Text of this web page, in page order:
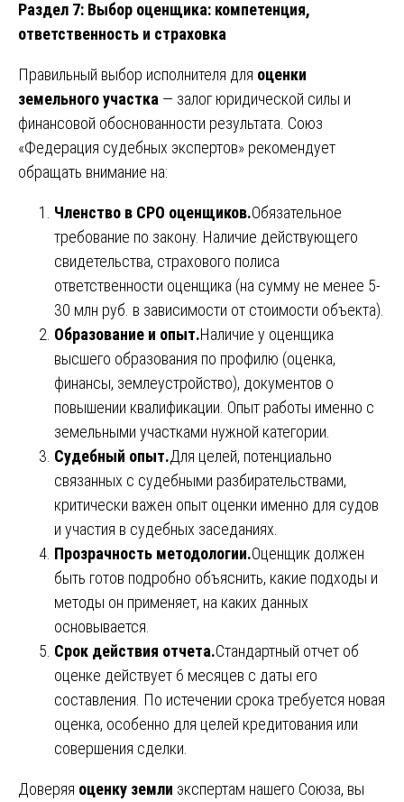
Раздел 7: Выбор оценщика: компетенция,
ответственность и страховка
Правильный выбор исполнителя для оценки
земельного участка — залог юридической силы и
финансовой обоснованности результата. Союз
«Федерация судебных экспертов» рекомендует
обращать внимание на:
Членство в СРО оценщиков.Обязательное
требование по закону. Наличие действующего
свидетельства, страхового полиса
ответственности оценщика (на сумму не менее 5-
30 млн руб. в зависимости от стоимости объекта).
Образование и опыт.Наличие у оценщика
высшего образования по профилю (оценка,
финансы, землеустройство), документов о
повышении квалификации. Опыт работы именно с
земельными участками нужной категории.
Судебный опыт.Для целей, потенциально
связанных с судебными разбирательствами,
критически важен опыт оценки именно для судов
и участия в судебных заседаниях.
Прозрачность методологии.Оценщик должен
быть готов подробно объяснить, какие подходы и
методы он применяет, на каких данных
основывается.
Срок действия отчета.Стандартный отчет об
оценке действует 6 месяцев с даты его
составления. По истечении срока требуется новая
оценка, особенно для целей кредитования или
совершения сделки.
Доверяя оценку земли экспертам нашего Союза, вы